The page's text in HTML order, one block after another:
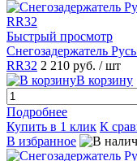
Быстрый просмотр
Снегозадержатель
RR32 2 210 руб. / шт
В корзину
Подробнее
Купить в 1 клик К
В избранное